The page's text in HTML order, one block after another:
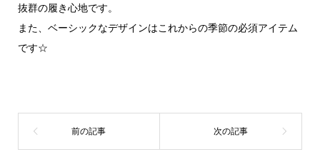
抜群の履き心地です。
また、ベーシックなデザインはこれからの季節の必須アイテム
です☆